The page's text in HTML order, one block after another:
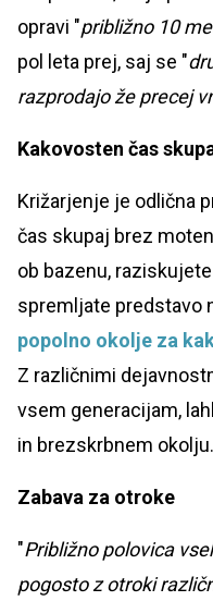
opravi "približno 10
pol leta prej, saj se "
razprodajo že precej
Kakovosten čas
Križarjenje je odlična
čas skupaj brez
ob bazenu,
spremljate predstavo
popolno okolje za
Z različnimi
vsem generacijam,
in brezskrbnem okolju.
Zabava za otroke
"Približno polovica
pogosto z otroki